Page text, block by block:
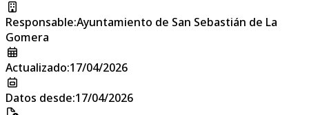
Responsable:Ayuntamiento de San Sebastián de La
Gomera
Actualizado:17/04/2026
Datos desde:17/04/2026